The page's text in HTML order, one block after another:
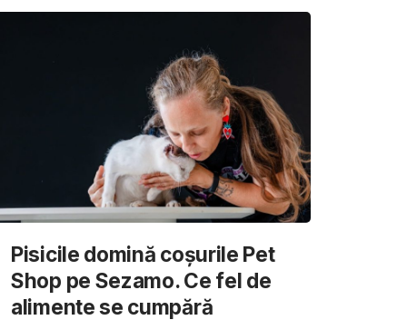
Pisicile domină coșurile Pet
Shop pe Sezamo. Ce fel de
alimente se cumpără